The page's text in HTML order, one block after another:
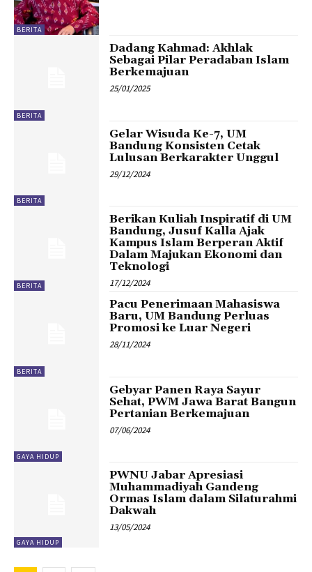
BERITA
BERITA
Dadang Kahmad: Akhlak
Sebagai Pilar Peradaban Islam
Berkemajuan
25/01/2025
BERITA
Gelar Wisuda Ke-7, UM
Bandung Konsisten Cetak
Lulusan Berkarakter Unggul
29/12/2024
BERITA
Berikan Kuliah Inspiratif di UM
Bandung, Jusuf Kalla Ajak
Kampus Islam Berperan Aktif
Dalam Majukan Ekonomi dan
Teknologi
17/12/2024
BERITA
Pacu Penerimaan Mahasiswa
Baru, UM Bandung Perluas
Promosi ke Luar Negeri
28/11/2024
GAYA HIDUP
Gebyar Panen Raya Sayur
Sehat, PWM Jawa Barat Bangun
Pertanian Berkemajuan
07/06/2024
GAYA HIDUP
PWNU Jabar Apresiasi
Muhammadiyah Gandeng
Ormas Islam dalam Silaturahmi
Dakwah
13/05/2024